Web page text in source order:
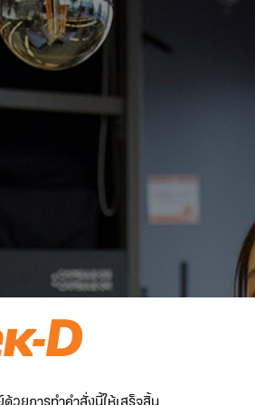
วยการทำคำสั่งนี้ให้เสร็จสิ้น